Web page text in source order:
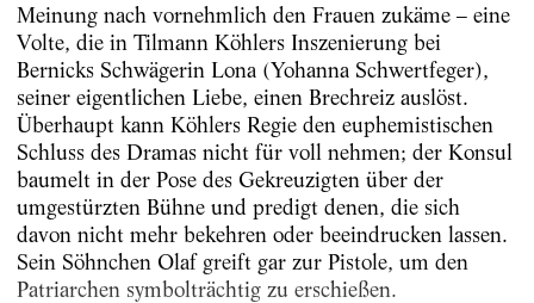
Meinung nach vornehmlich den Frauen zukäme – eine
Volte, die in Tilmann Köhlers Inszenierung bei
Bernicks Schwägerin Lona (Yohanna Schwertfeger),
seiner eigentlichen Liebe, einen Brechreiz auslöst.
Überhaupt kann Köhlers Regie den euphemistischen
Schluss des Dramas nicht für voll nehmen; der Konsul
baumelt in der Pose des Gekreuzigten über der
umgestürzten Bühne und predigt denen, die sich
davon nicht mehr bekehren oder beeindrucken lassen.
Sein Söhnchen Olaf greift gar zur Pistole, um den
Patriarchen symbolträchtig zu erschießen.